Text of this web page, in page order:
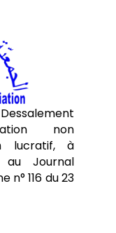
non
lucratif, à
au Journal
n° 116 du 23